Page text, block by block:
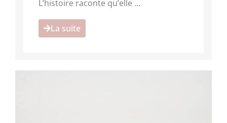
L’histoire raconte qu’elle ...
La suite